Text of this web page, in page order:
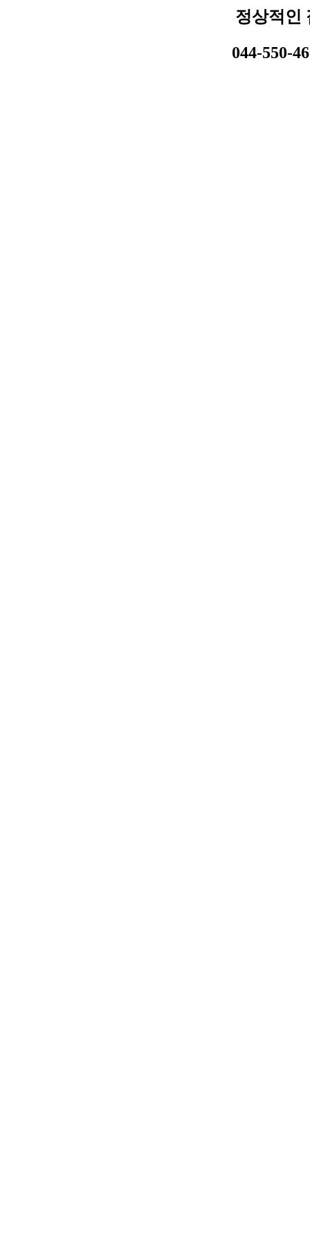
정상적인
044-550-